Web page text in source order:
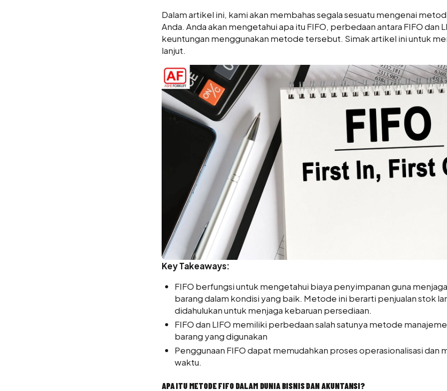
Dalam artikel ini, kami akan membahas segala sesuatu mengenai
Anda. Anda akan mengetahui apa itu FIFO, perbedaan antara FIFO dan
keuntungan menggunakan metode tersebut. Simak artikel ini untuk
lanjut.
Key Takeaways:
FIFO berfungsi untuk mengetahui biaya penyimpanan guna
barang dalam kondisi yang baik. Metode ini berarti penjualan stok
didahulukan untuk menjaga kebaruan persediaan.
FIFO dan LIFO memiliki perbedaan salah satunya metode
barang yang digunakan
Penggunaan FIFO dapat memudahkan proses operasionalisasi dan
waktu.
APA ITU METODE FIFO DALAM DUNIA BISNIS DAN AKUNTANSI?